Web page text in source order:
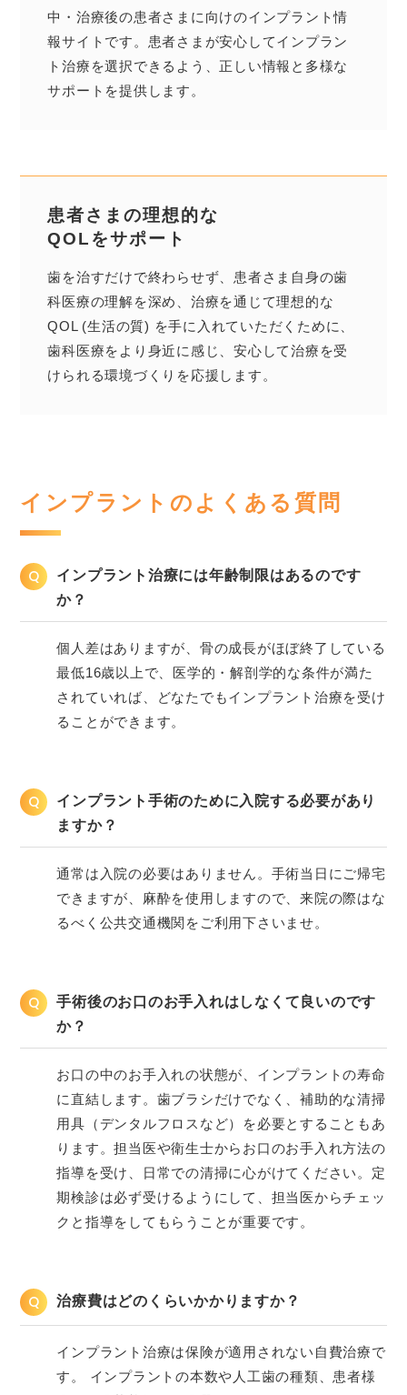
中・治療後の患者さまに向けのインプラント情
報サイトです。患者さまが安心してインプラン
ト治療を選択できるよう、正しい情報と多様な
サポートを提供します。
患者さまの理想的な
QOLをサポート
歯を治すだけで終わらせず、患者さま自身の歯
科医療の理解を深め、治療を通じて理想的な
QOL (生活の質) を手に入れていただくために、
歯科医療をより身近に感じ、安心して治療を受
けられる環境づくりを応援します。
インプラントのよくある質問
Q
インプラント治療には年齢制限はあるのです
か？
個人差はありますが、骨の成長がほぼ終了している
最低16歳以上で、医学的・解剖学的な条件が満た
されていれば、どなたでもインプラント治療を受け
ることができます。
Q
インプラント手術のために入院する必要があり
ますか？
通常は入院の必要はありません。手術当日にご帰宅
できますが、麻酔を使用しますので、来院の際はな
るべく公共交通機関をご利用下さいませ。
Q
手術後のお口のお手入れはしなくて良いのです
か？
お口の中のお手入れの状態が、インプラントの寿命
に直結します。歯ブラシだけでなく、補助的な清掃
用具（デンタルフロスなど）を必要とすることもあ
ります。担当医や衛生士からお口のお手入れ方法の
指導を受け、日常での清掃に心がけてください。定
期検診は必ず受けるようにして、担当医からチェッ
クと指導をしてもらうことが重要です。
Q 治療費はどのくらいかかりますか？
インプラント治療は保険が適用されない自費治療で
す。 インプラントの本数や人工歯の種類、患者様